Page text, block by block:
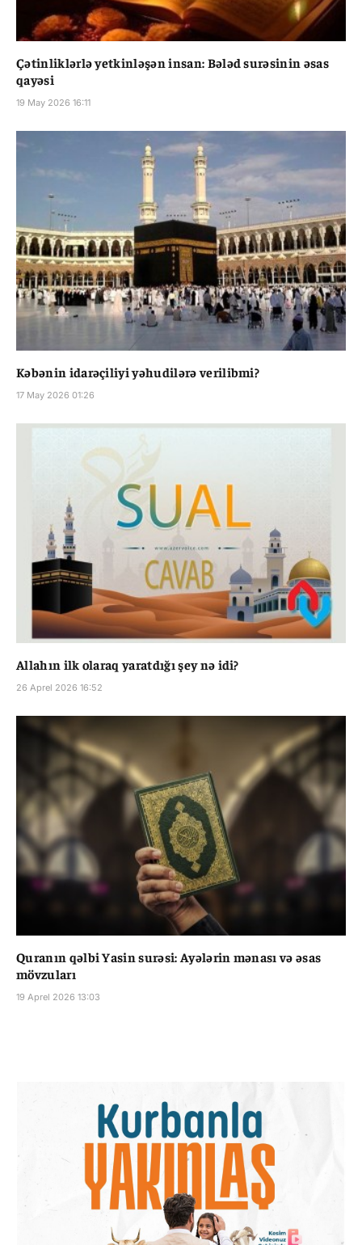
Çətinliklərlə yetkinləşən insan: Bələd surəsinin əsas
qayəsi
19 May 2026 16:11
Kəbənin idarəçiliyi yəhudilərə verilibmi?
17 May 2026 01:26
Allahın ilk olaraq yaratdığı şey nə idi?
26 Aprel 2026 16:52
Quranın qəlbi Yasin surəsi: Ayələrin mənası və əsas
mövzuları
19 Aprel 2026 13:03